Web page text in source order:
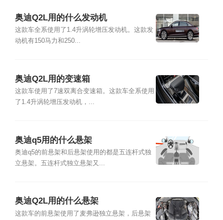
奥迪Q2L用的什么发动机
这款车全系使用了1.4升涡轮增压发动机。这款发
动机有150马力和250...
奥迪Q2L用的变速箱
这款车使用了7速双离合变速箱。这款车全系使用
了1.4升涡轮增压发动机，...
奥迪q5用的什么悬架
奥迪q5的前悬架和后悬架使用的都是五连杆式独
立悬架。五连杆式独立悬架又...
奥迪Q2L用的什么悬架
这款车的前悬架使用了麦弗逊独立悬架，后悬架